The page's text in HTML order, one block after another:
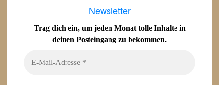
Newsletter
Trag dich ein, um jeden Monat tolle Inhalte in
deinen Posteingang zu bekommen.